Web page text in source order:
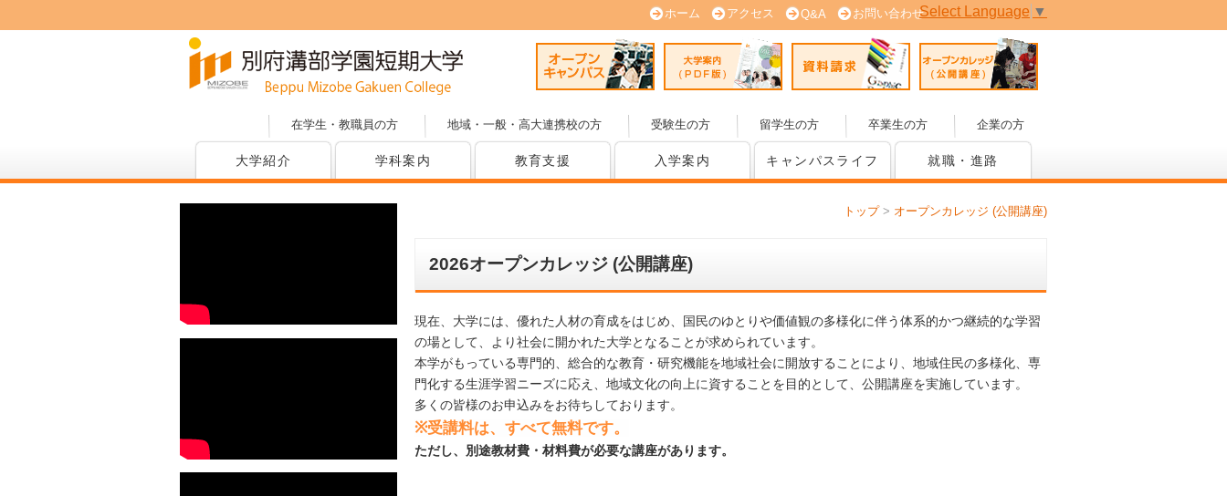
ホーム アクセス Q&A お問い合わせ
オープンキャンパス 大学案内 (PDF版) 資料請求
在学生・教職員の方 地域・一般・高大連携校の方 受験生の方 留学生の方 卒業生の方 企業の方
大学紹介 学科案内 教育支援 入学案内 キャンパスライフ 就職・進路
Select Language ▼
トップ > オープンカレッジ (公開講座)
2026オープンカレッジ (公開講座)
現在、大学には、優れた人材の育成をはじめ、国民のゆとりや価値観の多様化に伴う体系的かつ継続的な学習
の場として、より社会に開かれた大学となることが求められています。
本学がもっている専門的、総合的な教育・研究機能を地域社会に開放することにより、地域住民の多様化、専
門化する生涯学習ニーズに応え、地域文化の向上に資することを目的として、公開講座を実施しています。
多くの皆様のお申込みをお待ちしております。
※受講料は、すべて無料です。
ただし、別途教材費・材料費が必要な講座があります。